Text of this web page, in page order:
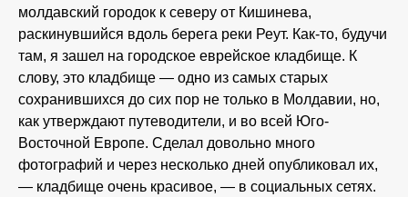
молдавский городок к северу от Кишинева,
раскинувшийся вдоль берега реки Реут. Как-то, будучи
там, я зашел на городское еврейское кладбище. К
слову, это кладбище — одно из самых старых
сохранившихся до сих пор не только в Молдавии, но,
как утверждают путеводители, и во всей Юго-
Восточной Европе. Сделал довольно много
фотографий и через несколько дней опубликовал их,
— кладбище очень красивое, — в социальных сетях.